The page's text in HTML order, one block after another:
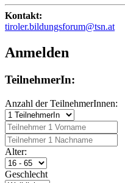
Kontakt:
tiroler.bildungsforum@tsn.at
Anmelden
TeilnehmerIn:
Anzahl der TeilnehmerInnen:
Alter:
Geschlecht